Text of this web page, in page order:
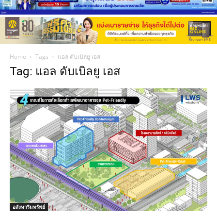
Home Tags แอล ดับเบิลยู เอส
Tag: แอล ดับเบิลยู เอส
อสังหาริมทรัพย์